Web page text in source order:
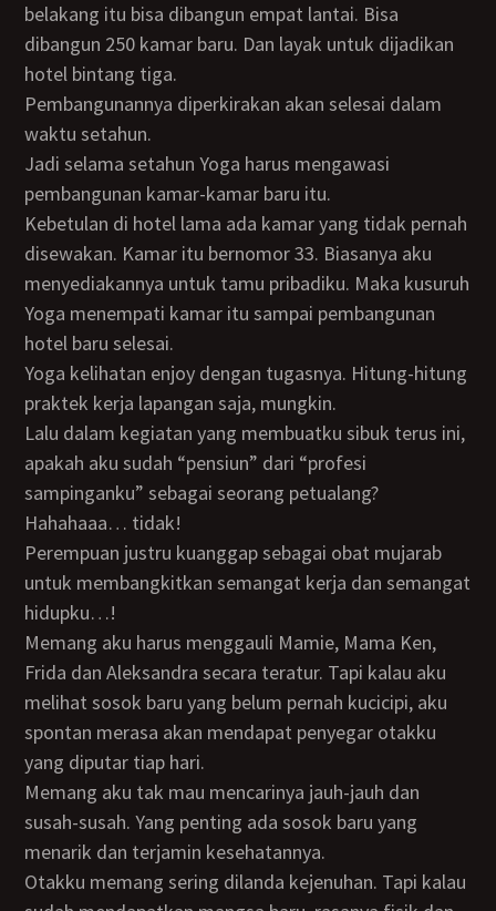
belakang itu bisa dibangun empat lantai. Bisa
dibangun 250 kamar baru. Dan layak untuk dijadikan
hotel bintang tiga.
Pembangunannya diperkirakan akan selesai dalam
waktu setahun.
Jadi selama setahun Yoga harus mengawasi
pembangunan kamar-kamar baru itu.
Kebetulan di hotel lama ada kamar yang tidak pernah
disewakan. Kamar itu bernomor 33. Biasanya aku
menyediakannya untuk tamu pribadiku. Maka kusuruh
Yoga menempati kamar itu sampai pembangunan
hotel baru selesai.
Yoga kelihatan enjoy dengan tugasnya. Hitung-hitung
praktek kerja lapangan saja, mungkin.
Lalu dalam kegiatan yang membuatku sibuk terus ini,
apakah aku sudah “pensiun” dari “profesi
sampinganku” sebagai seorang petualang?
Hahahaaa… tidak!
Perempuan justru kuanggap sebagai obat mujarab
untuk membangkitkan semangat kerja dan semangat
hidupku…!
Memang aku harus menggauli Mamie, Mama Ken,
Frida dan Aleksandra secara teratur. Tapi kalau aku
melihat sosok baru yang belum pernah kucicipi, aku
spontan merasa akan mendapat penyegar otakku
yang diputar tiap hari.
Memang aku tak mau mencarinya jauh-jauh dan
susah-susah. Yang penting ada sosok baru yang
menarik dan terjamin kesehatannya.
Otakku memang sering dilanda kejenuhan. Tapi kalau